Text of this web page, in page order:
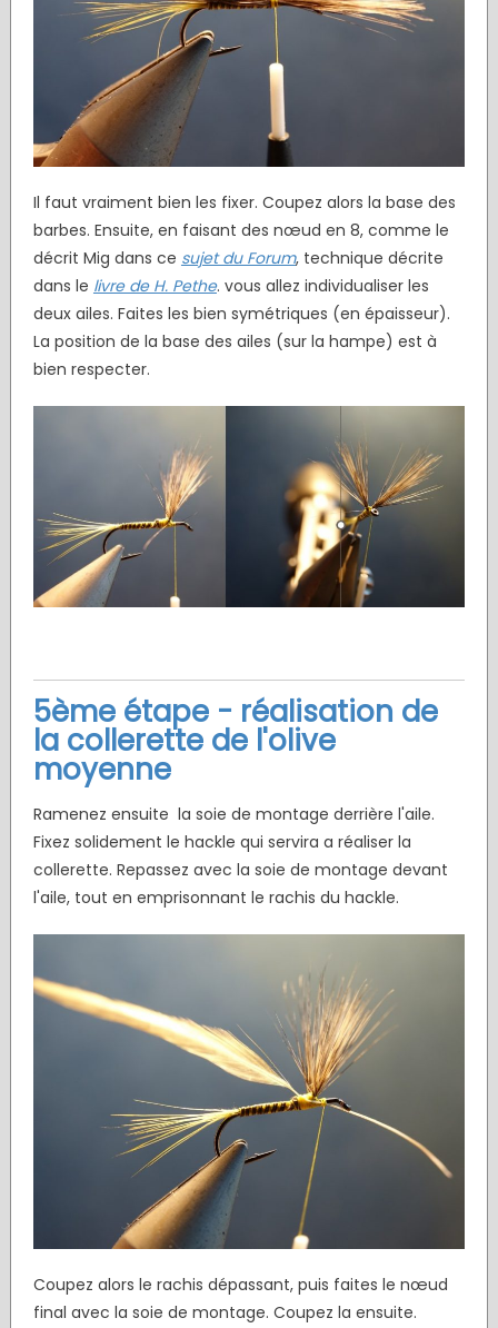
Il faut vraiment bien les fixer. Coupez alors la base des
barbes. Ensuite, en faisant des nœud en 8, comme le
décrit Mig dans ce sujet du Forum, technique décrite
dans le livre de H. Pethe. vous allez individualiser les
deux ailes. Faites les bien symétriques (en épaisseur).
La position de la base des ailes (sur la hampe) est à
bien respecter.
5ème étape - réalisation de
la collerette de l'olive
moyenne
Ramenez ensuite la soie de montage derrière l'aile.
Fixez solidement le hackle qui servira a réaliser la
collerette. Repassez avec la soie de montage devant
l'aile, tout en emprisonnant le rachis du hackle.
Coupez alors le rachis dépassant, puis faites le nœud
final avec la soie de montage. Coupez la ensuite.